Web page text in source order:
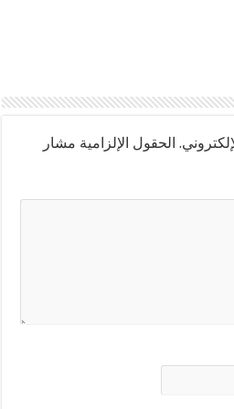
الحقول الإلزامية مشار